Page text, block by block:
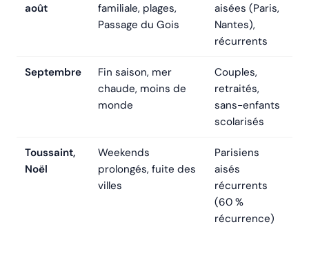
août
familiale, plages,
Passage du Gois
aisées (Paris,
Nantes),
récurrents
Septembre
Fin saison, mer
chaude, moins de
monde
Couples,
retraités,
sans-enfants
scolarisés
Toussaint,
Noël
Weekends
prolongés, fuite des
villes
Parisiens
aisés
récurrents
(60 %
récurrence)